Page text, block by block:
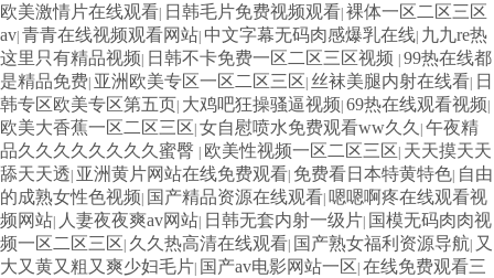
欧美激情片在线观看| 日韩毛片免费视频观看| 裸体一区二区三区
av| 青青在线视频观看网站| 中文字幕无码肉感爆乳在线| 九九re热
这里只有精品视频| 日韩不卡免费一区二区三区视频 | 99热在线都
是精品免费| 亚洲欧美专区一区二区三区| 丝袜美腿内射在线看| 日
韩专区欧美专区第五页| 大鸡吧狂操骚逼视频| 69热在线观看视频|
欧美大香蕉一区二区三区| 女自慰喷水免费观看ww久久 | 午夜精
品久久久久久久久久蜜臀 | 欧美性视频一区二区三区| 天天摸天天
舔天天透| 亚洲黄片网站在线免费观看| 免费看日本特黄特色| 自由
的成熟女性色视频| 国产精品资源在线观看| 嗯嗯啊疼在线观看视
频网站| 人妻夜夜爽av网站| 日韩无套内射一级片| 国模无码肉肉视
频一区二区三区| 久久热高清在线观看| 国产熟女福利资源导航| 又
大又黄又粗又爽少妇毛片| 国产av电影网站一区| 在线免费观看三